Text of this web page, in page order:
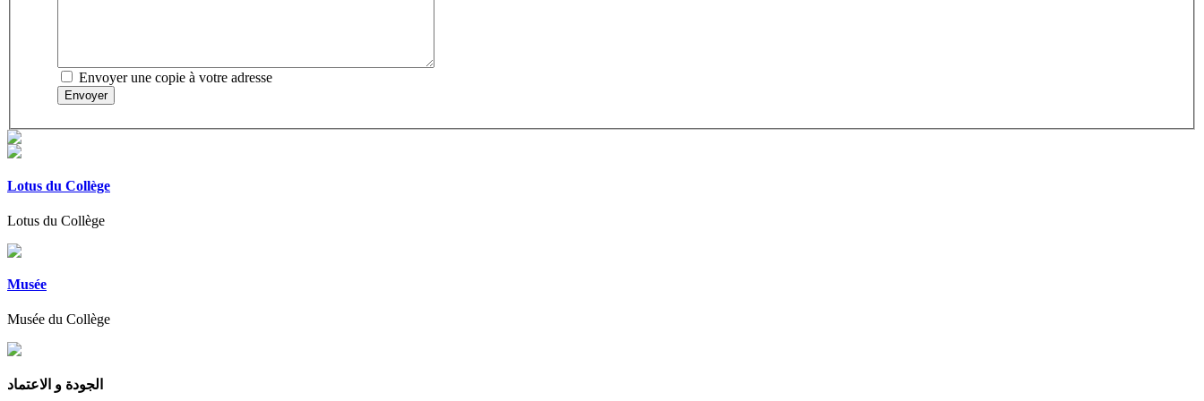
Envoyer une copie à votre adresse
Envoyer
Lotus du Collège
Lotus du Collège
Musée
Musée du Collège
الجودة و الاعتماد